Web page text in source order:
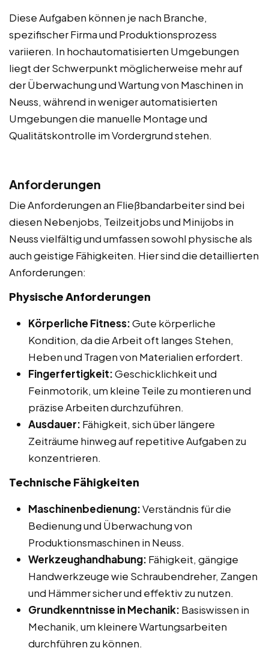
Diese Aufgaben können je nach Branche,
spezifischer Firma und Produktionsprozess
variieren. In hochautomatisierten Umgebungen
liegt der Schwerpunkt möglicherweise mehr auf
der Überwachung und Wartung von Maschinen in
Neuss, während in weniger automatisierten
Umgebungen die manuelle Montage und
Qualitätskontrolle im Vordergrund stehen.
Anforderungen
Die Anforderungen an Fließbandarbeiter sind bei
diesen Nebenjobs, Teilzeitjobs und Minijobs in
Neuss vielfältig und umfassen sowohl physische als
auch geistige Fähigkeiten. Hier sind die detaillierten
Anforderungen:
Physische Anforderungen
Körperliche Fitness:Gute körperliche
Kondition, da die Arbeit oft langes Stehen,
Heben und Tragen von Materialien erfordert.
Fingerfertigkeit:Geschicklichkeit und
Feinmotorik, um kleine Teile zu montieren und
präzise Arbeiten durchzuführen.
Ausdauer: Fähigkeit, sich über längere
Zeiträume hinweg auf repetitive Aufgaben zu
konzentrieren.
Technische Fähigkeiten
Maschinenbedienung:Verständnis für die
Bedienung und Überwachung von
Produktionsmaschinen in Neuss.
Werkzeughandhabung: Fähigkeit, gängige
Handwerkzeuge wie Schraubendreher, Zangen
und Hämmer sicher und effektiv zu nutzen.
Grundkenntnisse in Mechanik: Basiswissen in
Mechanik, um kleinere Wartungsarbeiten
durchführen zu können.